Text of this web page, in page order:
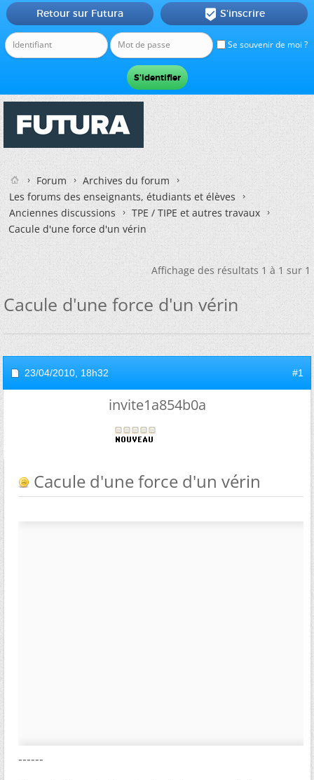
Se souvenir de moi ?
Retour sur Futura  S'inscrire
Forum
Archives du forum
Les forums des enseignants, étudiants et élèves
Anciennes discussions
TPE / TIPE et autres travaux
Cacule d'une force d'un vérin
Affichage des résultats 1 à 1 sur 1
Cacule d'une force d'un vérin
23/04/2010, 18h32 #1
invite1a854b0a
Cacule d'une force d'un vérin
------